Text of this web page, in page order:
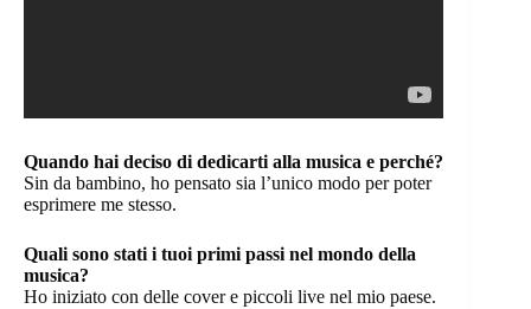
Quando hai deciso di dedicarti alla musica e perché?
Sin da bambino, ho pensato sia l’unico modo per poter
esprimere me stesso.
Quali sono stati i tuoi primi passi nel mondo della
musica?
Ho iniziato con delle cover e piccoli live nel mio paese.